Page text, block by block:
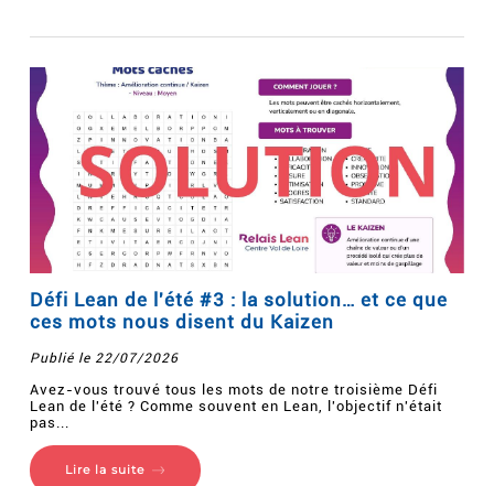
Défi Lean de l'été #3 : la solution… et ce que
ces mots nous disent du Kaizen
Publié le 22/07/2026
Avez-vous trouvé tous les mots de notre troisième Défi
Lean de l'été ? Comme souvent en Lean, l'objectif n'était
pas...
Lire la suite